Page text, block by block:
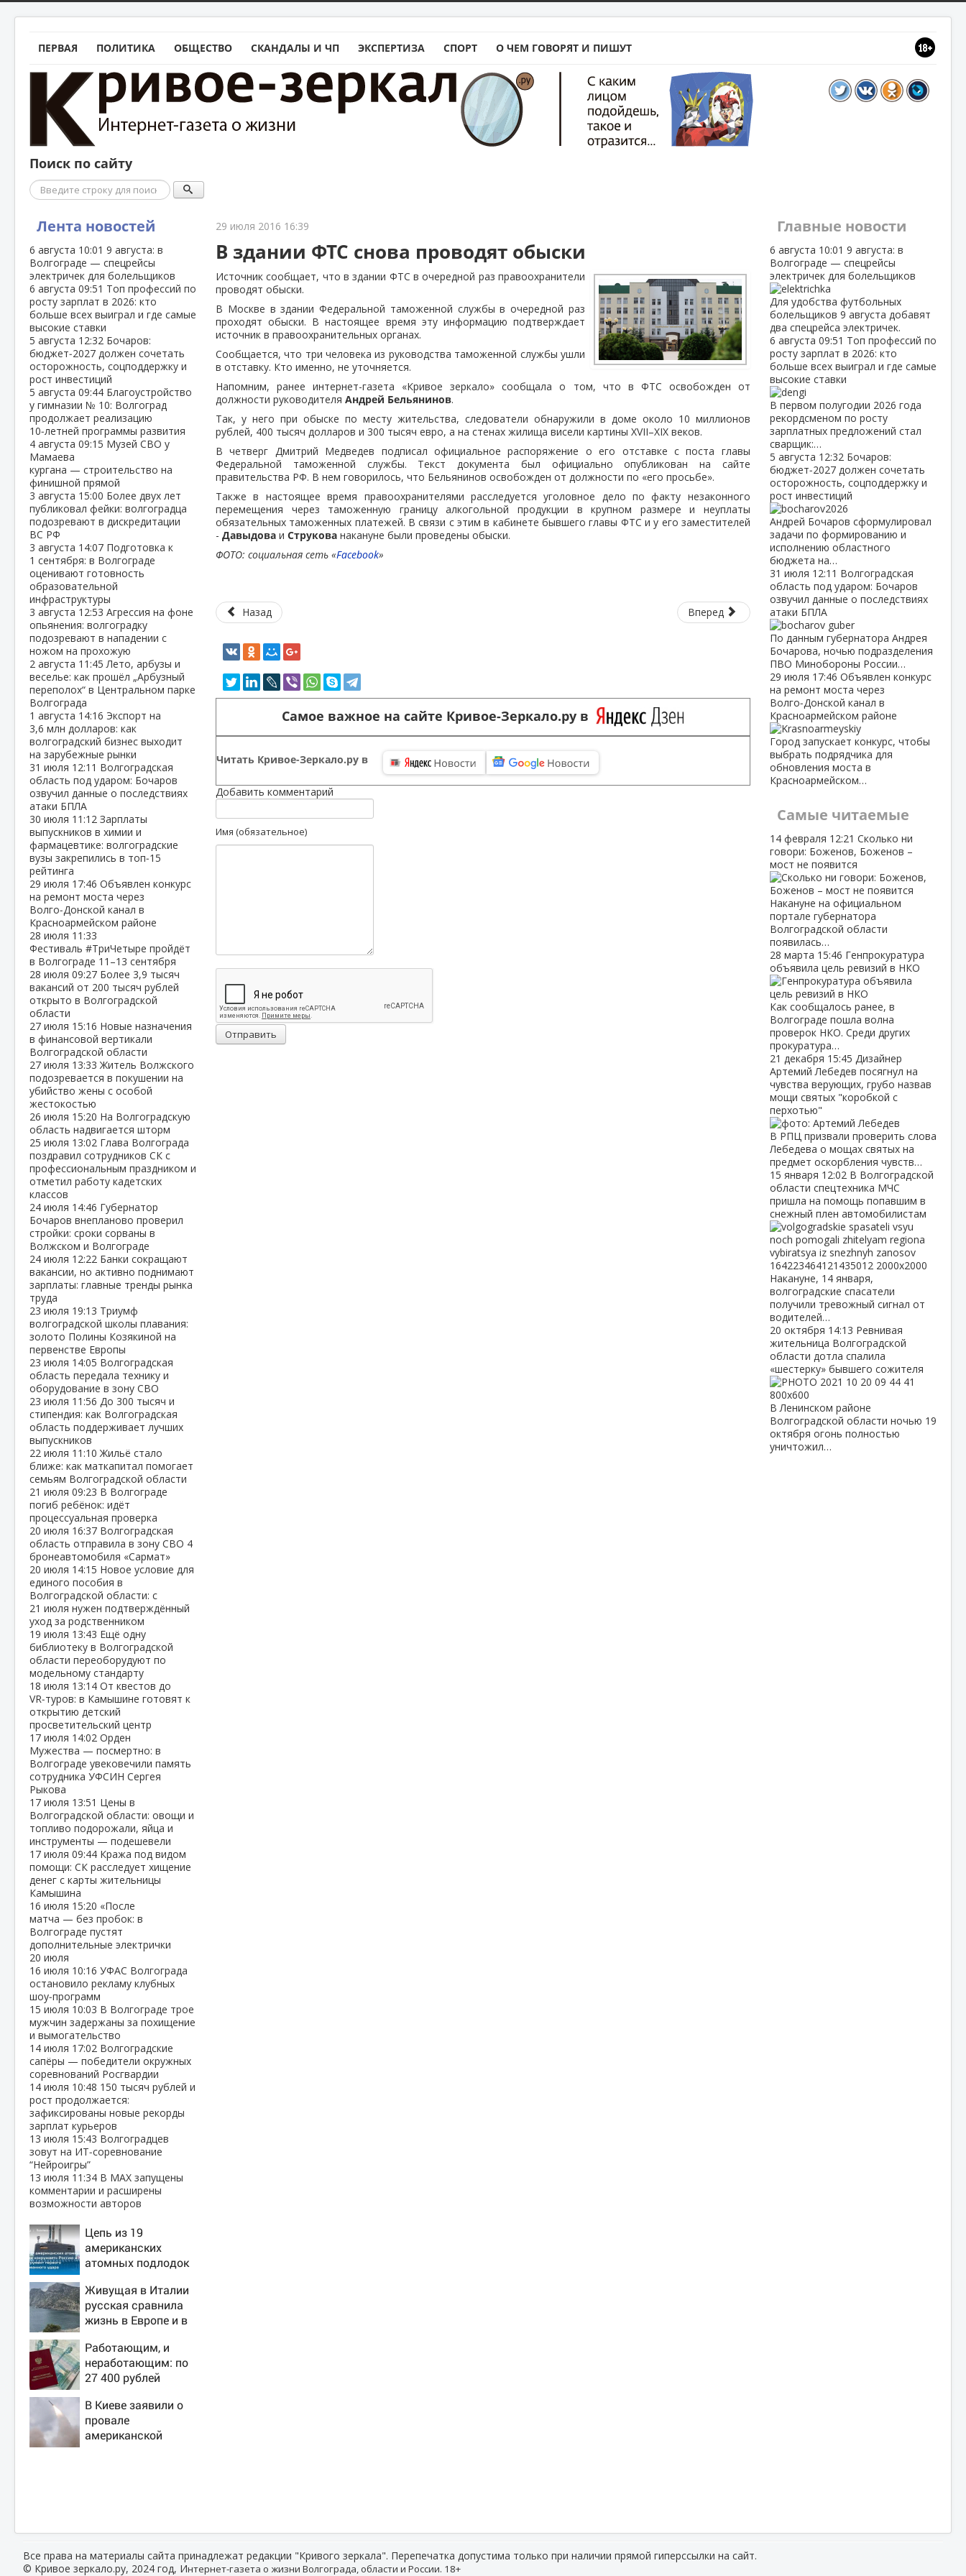
ПЕРВАЯ ПОЛИТИКА ОБЩЕСТВО СКАНДАЛЫ И ЧП ЭКСПЕРТИЗА СПОРТ О ЧЕМ ГОВОРЯТ И ПИШУТ
Поиск по сайту
Поиск
Лента новостей
6 августа 10:01 9 августа: в
Волгограде — спецрейсы
электричек для болельщиков
6 августа 09:51 Топ профессий по
росту зарплат в 2026: кто
больше всех выиграл и где самые
высокие ставки
5 августа 12:32 Бочаров:
бюджет‑2027 должен сочетать
осторожность, соцподдержку и
рост инвестиций
5 августа 09:44 Благоустройство
у гимназии № 10: Волгоград
продолжает реализацию
10‑летней программы развития
4 августа 09:15 Музей СВО у
Мамаева
кургана — строительство на
финишной прямой
3 августа 15:00 Более двух лет
публиковал фейки: волгоградца
подозревают в дискредитации
ВС РФ
3 августа 14:07 Подготовка к
1 сентября: в Волгограде
оценивают готовность
образовательной
инфраструктуры
3 августа 12:53 Агрессия на фоне
опьянения: волгоградку
подозревают в нападении с
ножом на прохожую
2 августа 11:45Лето, арбузы и
веселье: как прошёл „Арбузный
переполох“ в Центральном парке
Волгограда
1 августа 14:16 Экспорт на
3,6 млн долларов: как
волгоградский бизнес выходит
на зарубежные рынки
31 июля 12:11 Волгоградская
область под ударом: Бочаров
озвучил данные о последствиях
атаки БПЛА
30 июля 11:12 Зарплаты
выпускников в химии и
фармацевтике: волгоградские
вузы закрепились в топ‑15
рейтинга
29 июля 17:46 Объявлен конкурс
на ремонт моста через
Волго‑Донской канал в
Красноармейском районе
28 июля 11:33
Фестиваль #ТриЧетыре пройдёт
в Волгограде 11–13 сентября
28 июля 09:27 Более 3,9 тысяч
вакансий от 200 тысяч рублей
открыто в Волгоградской
области
27 июля 15:16 Новые назначения
в финансовой вертикали
Волгоградской области
27 июля 13:33Житель Волжского
подозревается в покушении на
убийство жены с особой
жестокостью
26 июля 15:20 На Волгоградскую
область надвигается шторм
25 июля 13:02 Глава Волгограда
поздравил сотрудников СК с
профессиональным праздником и
отметил работу кадетских
классов
24 июля 14:46 Губернатор
Бочаров внепланово проверил
стройки: сроки сорваны в
Волжском и Волгограде
24 июля 12:22 Банки сокращают
вакансии, но активно поднимают
зарплаты: главные тренды рынка
труда
23 июля 19:13 Триумф
волгоградской школы плавания:
золото Полины Козякиной на
первенстве Европы
23 июля 14:05 Волгоградская
область передала технику и
оборудование в зону СВО
23 июля 11:56 До 300 тысяч и
стипендия: как Волгоградская
область поддерживает лучших
выпускников
22 июля 11:10Жильё стало
ближе: как маткапитал помогает
семьям Волгоградской области
21 июля 09:23 В Волгограде
погиб ребёнок: идёт
процессуальная проверка
20 июля 16:37 Волгоградская
область отправила в зону СВО 4
бронеавтомобиля «Сармат»
20 июля 14:15 Новое условие для
единого пособия в
Волгоградской области: с
21 июля нужен подтверждённый
уход за родственником
19 июля 13:43 Ещё одну
библиотеку в Волгоградской
области переоборудуют по
модельному стандарту
18 июля 13:14 От квестов до
VR‑туров: в Камышине готовят к
открытию детский
просветительский центр
17 июля 14:02 Орден
Мужества — посмертно: в
Волгограде увековечили память
сотрудника УФСИН Сергея
Рыкова
17 июля 13:51 Цены в
Волгоградской области: овощи и
топливо подорожали, яйца и
инструменты — подешевели
17 июля 09:44 Кража под видом
помощи: СК расследует хищение
денег с карты жительницы
Камышина
16 июля 15:20 «После
матча — без пробок: в
Волгограде пустят
дополнительные электрички
20 июля
16 июля 10:16 УФАС Волгограда
остановило рекламу клубных
шоу‑программ
15 июля 10:03 В Волгограде трое
мужчин задержаны за похищение
и вымогательство
14 июля 17:02 Волгоградские
сапёры — победители окружных
соревнований Росгвардии
14 июля 10:48 150 тысяч рублей и
рост продолжается:
зафиксированы новые рекорды
зарплат курьеров
13 июля 15:43 Волгоградцев
зовут на ИТ‑соревнование
“Нейроигры”
13 июля 11:34 В МАХ запущены
комментарии и расширены
возможности авторов
Цепь из 19
американских
атомных подлодок
и Китай: это
инструмент первого
массированного
Живущая в Италии
русская сравнила
жизнь в Европе и в
Работающим, и
неработающим: по
27 400 рублей
в сентябре -
PrimaMedia.ru
В Киеве заявили о
провале
американской
29 июля 2016 16:39
В здании ФТС снова проводят обыски
Источник сообщает, что в здании ФТС в очередной раз правоохранители
проводят обыски.
В Москве в здании Федеральной таможенной службы в очередной раз
проходят обыски. В настоящее время эту информацию подтверждает
источник в правоохранительных органах.
Сообщается, что три человека из руководства таможенной службы ушли
в отставку. Кто именно, не уточняется.
Напомним, ранее интернет-газета «Кривое зеркало» сообщала о том, что в ФТС освобожден от
должности руководителяАндрей Бельянинов.
Так, у него при обыске по месту жительства, следователи обнаружили в доме около 10 миллионов
рублей, 400 тысяч долларов и 300 тысяч евро, а на стенах жилища висели картины XVII–XIX веков.
В четверг Дмитрий Медведев подписал официальное распоряжение о его отставке с поста главы
Федеральной таможенной службы. Текст документа был официально опубликован на сайте
правительства РФ. В нем говорилось, что Бельянинов освобожден от должности по «его просьбе».
Также в настоящее время правоохранителями расследуется уголовное дело по факту незаконного
перемещения через таможенную границу алкогольной продукции в крупном размере и неуплаты
обязательных таможенных платежей. В связи с этим в кабинете бывшего главы ФТС и у его заместителей
-Давыдова иСтрукова накануне были проведены обыски.
ФОТО: социальная сеть «Facebook»
Назад Вперед
Самое важное на сайте Кривое-Зеркало.ру в
Читать Кривое-Зеркало.ру в
Добавить комментарий
Имя (обязательное)
Отправить
Главные новости
6 августа 10:01 9 августа: в
Волгограде — спецрейсы
электричек для болельщиков
Для удобства футбольных
болельщиков 9 августа добавят
два спецрейса электричек.
6 августа 09:51 Топ профессий по
росту зарплат в 2026: кто
больше всех выиграл и где самые
высокие ставки
В первом полугодии 2026 года
рекордсменом по росту
зарплатных предложений стал
сварщик:…
5 августа 12:32 Бочаров:
бюджет‑2027 должен сочетать
осторожность, соцподдержку и
рост инвестиций
Андрей Бочаров сформулировал
задачи по формированию и
исполнению областного
бюджета на…
31 июля 12:11 Волгоградская
область под ударом: Бочаров
озвучил данные о последствиях
атаки БПЛА
По данным губернатора Андрея
Бочарова, ночью подразделения
ПВО Минобороны России…
29 июля 17:46 Объявлен конкурс
на ремонт моста через
Волго‑Донской канал в
Красноармейском районе
Город запускает конкурс, чтобы
выбрать подрядчика для
обновления моста в
Красноармейском…
Самые читаемые
14 февраля 12:21 Сколько ни
говори: Боженов, Боженов –
мост не появится
Накануне на официальном
портале губернатора
Волгоградской области
появилась…
28 марта 15:46 Генпрокуратура
объявила цель ревизий в НКО
Как сообщалось ранее, в
Волгограде пошла волна
проверок НКО. Среди других
прокуратура…
21 декабря 15:45 Дизайнер
Артемий Лебедев посягнул на
чувства верующих, грубо назвав
мощи святых "коробкой с
перхотью"
В РПЦ призвали проверить слова
Лебедева о мощах святых на
предмет оскорбления чувств…
15 января 12:02 В Волгоградской
области спецтехника МЧС
пришла на помощь попавшим в
снежный плен автомобилистам
Накануне, 14 января,
волгоградские спасатели
получили тревожный сигнал от
водителей…
20 октября 14:13 Ревнивая
жительница Волгоградской
области дотла спалила
«шестерку» бывшего сожителя
В Ленинском районе
Волгоградской области ночью 19
октября огонь полностью
уничтожил…
Все права на материалы сайта принадлежат редакции "Кривого зеркала". Перепечатка допустима только при наличии прямой гиперссылки на сайт.
© Кривое зеркало.ру, 2024 год, Интернет-газета о жизни Волгограда, области и России. 18+